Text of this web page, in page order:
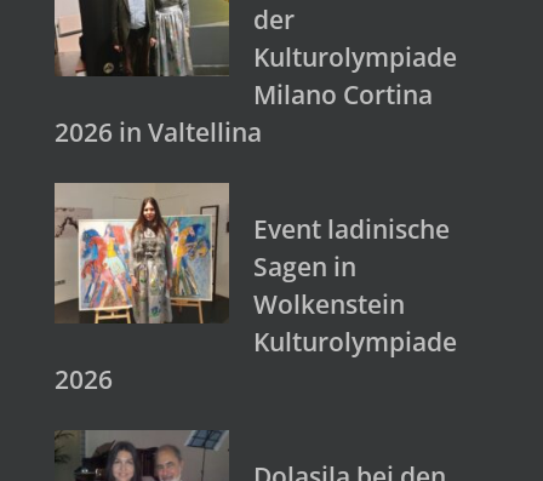
der
Kulturolympiade
Milano Cortina
2026 in Valtellina
Event ladinische
Sagen in
Wolkenstein
Kulturolympiade
2026